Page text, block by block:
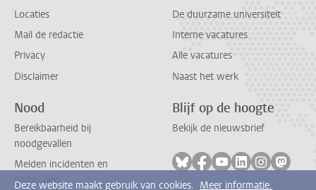
Locaties
Mail de redactie
Privacy
Disclaimer
De duurzame universiteit
Interne vacatures
Alle vacatures
Naast het werk
Nood
Bereikbaarheid bij
noodgevallen
Melden incidenten en
ongevallen
Blijf op de hoogte
Bekijk de nieuwsbrief
Volg ons op bluesky
Volg ons op facebook
Volg ons op
Volg ons op
Volg ons
Volg
Deze website maakt gebruik van cookies. Meer informatie.